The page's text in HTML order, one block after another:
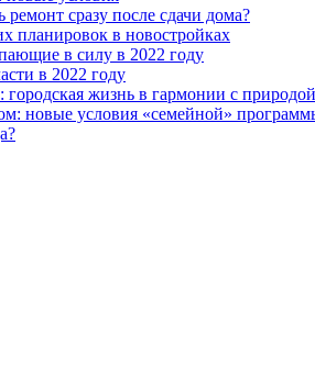
сразу после сдачи дома?
планировок в новостройках
в силу в 2022 году
в 2022 году
жизнь в гармонии с природой
новые условия «семейной»